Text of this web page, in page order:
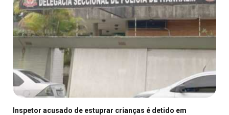
Inspetor acusado de estuprar crianças é detido em